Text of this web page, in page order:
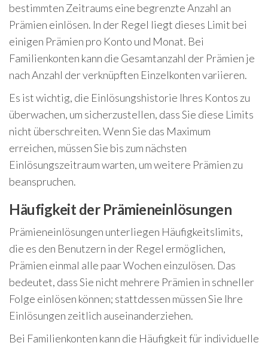
bestimmten Zeitraums eine begrenzte Anzahl an
Prämien einlösen. In der Regel liegt dieses Limit bei
einigen Prämien pro Konto und Monat. Bei
Familienkonten kann die Gesamtanzahl der Prämien je
nach Anzahl der verknüpften Einzelkonten variieren.
Es ist wichtig, die Einlösungshistorie Ihres Kontos zu
überwachen, um sicherzustellen, dass Sie diese Limits
nicht überschreiten. Wenn Sie das Maximum
erreichen, müssen Sie bis zum nächsten
Einlösungszeitraum warten, um weitere Prämien zu
beanspruchen.
Häufigkeit der Prämieneinlösungen
Prämieneinlösungen unterliegen Häufigkeitslimits,
die es den Benutzern in der Regel ermöglichen,
Prämien einmal alle paar Wochen einzulösen. Das
bedeutet, dass Sie nicht mehrere Prämien in schneller
Folge einlösen können; stattdessen müssen Sie Ihre
Einlösungen zeitlich auseinanderziehen.
Bei Familienkonten kann die Häufigkeit für individuelle